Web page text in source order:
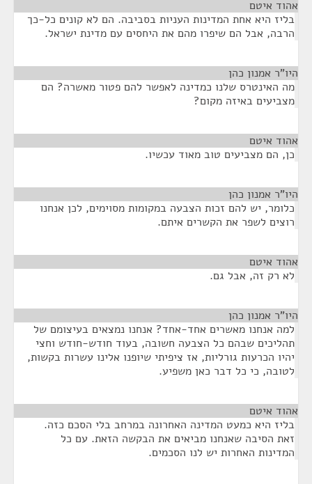
אהוד איטם
בליז היא אחת המדינות העניות בסביבה. הם לא קונים כל-כך
הרבה, אבל הם שיפרו מהם את היחסים עם מדינת ישראל.
היו"ר אמנון כהן
מה האינטרס שלנו כמדינה לאפשר להם פטור מאשרה? הם
מצביעים באיזה מקום?
אהוד איטם
כן, הם מצביעים טוב מאוד עכשיו.
היו"ר אמנון כהן
כלומר, יש להם זכות הצבעה במקומות מסוימים, לכן אנחנו
רוצים לשפר את הקשרים איתם.
אהוד איטם
לא רק זה, אבל גם.
היו"ר אמנון כהן
למה אנחנו מאשרים אחד-אחד? אנחנו נמצאים בעיצומם של
תהליכים שבהם כל הצבעה חשובה, בעוד חודש-חודש וחצי
יהיו הכרעות גורליות, אז ציפיתי שיופנו אלינו עשרות בקשות,
לטובה, כי כל דבר כאן משפיע.
אהוד איטם
בליז היא כמעט המדינה האחרונה במרחב בלי הסכם כזה.
זאת הסיבה שאנחנו מביאים את הבקשה הזאת. עם כל
המדינות האחרות יש לנו הסכמים.